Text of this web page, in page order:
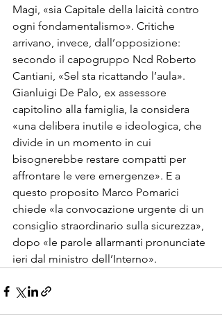
Magi, «sia Capitale della laicità contro
ogni fondamentalismo». Critiche
arrivano, invece, dall’opposizione:
secondo il capogruppo Ncd Roberto
Cantiani, «Sel sta ricattando l’aula».
Gianluigi De Palo, ex assessore
capitolino alla famiglia, la considera
«una delibera inutile e ideologica, che
divide in un momento in cui
bisognerebbe restare compatti per
affrontare le vere emergenze». E a
questo proposito Marco Pomarici
chiede «la convocazione urgente di un
consiglio straordinario sulla sicurezza»,
dopo «le parole allarmanti pronunciate
ieri dal ministro dell’Interno».